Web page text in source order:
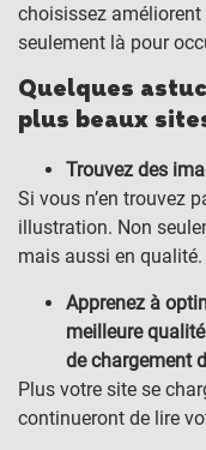
choisissez
seulement là pour
Quelques
plus beaux
Trouvez des
Si vous n’en trouvez
illustration. Non
mais aussi en qualité.
Apprenez à
meilleure
de chargement
Plus votre site se
continueront de lire